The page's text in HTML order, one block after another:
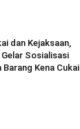
dan Kejaksaan,
Sosialisasi
Kena Cukai